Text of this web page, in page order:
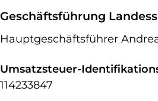
Geschäftsführung
Hauptgeschäftsführer
Umsatzsteuer-
114233847